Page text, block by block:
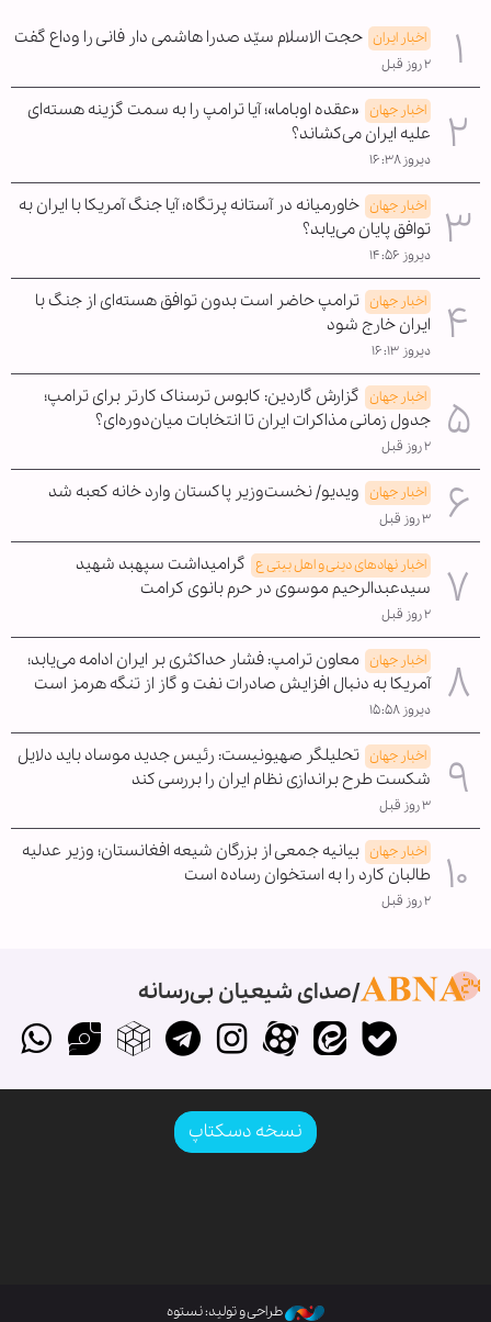
اخبار ایران حجت الاسلام سیّد صدرا هاشمی دار فانی را وداع گفت
۲ روز قبل
اخبار جهان «عقده اوباما»؛ آیا ترامپ را به سمت گزینه هسته‌ای
علیه ایران می‌کشاند؟
دیروز ۱۶:۳۸
اخبار جهان خاورمیانه در آستانه پرتگاه؛ آیا جنگ آمریکا با ایران به
توافق پایان می‌یابد؟
دیروز ۱۴:۵۶
اخبار جهان ترامپ حاضر است بدون توافق هسته‌ای از جنگ با
ایران خارج شود
دیروز ۱۶:۱۳
اخبار جهان گزارش گاردین: کابوس ترسناک کارتر برای ترامپ؛
جدول زمانی مذاکرات ایران تا انتخابات میان‌دوره‌ای؟
۲ روز قبل
اخبار جهان ویدیو/ نخست‌وزیر پاکستان وارد خانه کعبه شد
۳ روز قبل
اخبار نهادهای دینی و اهل بیتی ع گرامیداشت سپهبد شهید
سیدعبدالرحیم موسوی در حرم بانوی کرامت
۲ روز قبل
اخبار جهان معاون ترامپ: فشار حداکثری بر ایران ادامه می‌یابد؛
آمریکا به دنبال افزایش صادرات نفت و گاز از تنگه هرمز است
دیروز ۱۵:۵۸
اخبار جهان تحلیلگر صهیونیست: رئیس جدید موساد باید دلایل
شکست طرح براندازی نظام ایران را بررسی کند
۳ روز قبل
اخبار جهان بیانیه جمعی از بزرگان شیعه افغانستان؛ وزیر عدلیه
طالبان کارد را به استخوان رساده است
۲ روز قبل
صدای شیعیان بی‌رسانه
نسخه دسکتاپ
طراحی و تولید: نستوه